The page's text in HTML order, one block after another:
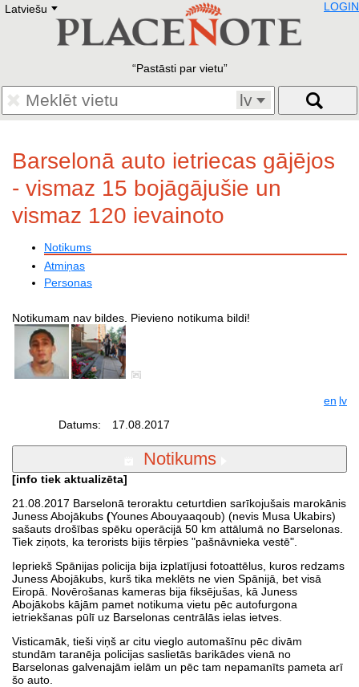
Latviešu E
Deutsch
Francais
Polski
Eestikeelne
LOGIN
Pastāsti par vietu
lv
Barselonā auto ietriecas gājējos
- vismaz 15 bojāgājušie un
vismaz 120 ievainoto
Notikums
Atmiņas
Personas
Notikumam nav bildes. Pievieno notikuma bildi!
en lv
Datums:
17.08.2017
Notikums
[info tiek aktualizēta]
21.08.2017 Barselonā teroraktu ceturtdien sarīkojušais marokānis
Juness Abojākubs (Younes Abouyaaqoub) (nevis Musa Ukabirs)
sašauts drošības spēku operācijā 50 km attālumā no Barselonas.
Tiek ziņots, ka terorists bijis tērpies "pašnāvnieka vestē".
Iepriekš Spānijas policija bija izplatījusi fotoattēlus, kuros redzams
Juness Abojākubs, kurš tika meklēts ne vien Spānijā, bet visā
Eiropā. Novērošanas kameras bija fiksējušas, kā Juness
Abojākobs kājām pamet notikuma vietu pēc autofurgona
ietriekšanas pūlī uz Barselonas centrālās ielas ietves.
Visticamāk, tieši viņš ar citu vieglo automašīnu pēc divām
stundām taranēja policijas saslietās barikādes vienā no
Barselonas galvenajām ielām un pēc tam nepamanīts pameta arī
šo auto.